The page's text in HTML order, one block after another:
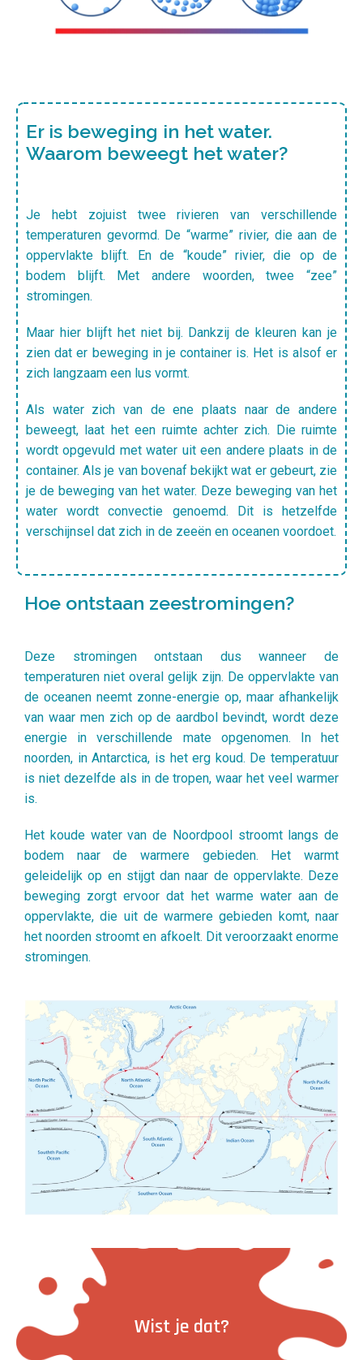
Er is beweging in het water.
Waarom beweegt het water?
Je hebt zojuist twee rivieren van verschillende
temperaturen gevormd. De “warme” rivier, die aan de
oppervlakte blijft. En de “koude” rivier, die op de
bodem blijft. Met andere woorden, twee “zee”
stromingen.
Maar hier blijft het niet bij. Dankzij de kleuren kan je
zien dat er beweging in je container is. Het is alsof er
zich langzaam een lus vormt.
Als water zich van de ene plaats naar de andere
beweegt, laat het een ruimte achter zich. Die ruimte
wordt opgevuld met water uit een andere plaats in de
container. Als je van bovenaf bekijkt wat er gebeurt, zie
je de beweging van het water. Deze beweging van het
water wordt convectie genoemd. Dit is hetzelfde
verschijnsel dat zich in de zeeën en oceanen voordoet.
Hoe ontstaan zeestromingen?
Deze stromingen ontstaan dus wanneer de
temperaturen niet overal gelijk zijn. De oppervlakte van
de oceanen neemt zonne-energie op, maar afhankelijk
van waar men zich op de aardbol bevindt, wordt deze
energie in verschillende mate opgenomen. In het
noorden, in Antarctica, is het erg koud. De temperatuur
is niet dezelfde als in de tropen, waar het veel warmer
is.
Het koude water van de Noordpool stroomt langs de
bodem naar de warmere gebieden. Het warmt
geleidelijk op en stijgt dan naar de oppervlakte. Deze
beweging zorgt ervoor dat het warme water aan de
oppervlakte, die uit de warmere gebieden komt, naar
het noorden stroomt en afkoelt. Dit veroorzaakt enorme
stromingen.
Wist je dat?